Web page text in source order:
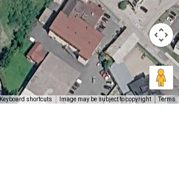
Keyboard shortcuts Image may be subject to copyright Terms